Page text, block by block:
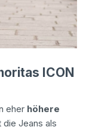
ICON
eher höhere
Jeans als